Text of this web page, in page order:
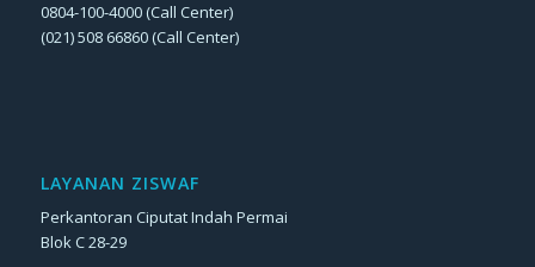
0804-100-4000 (Call Center)
(021) 508 66860 (Call Center)
LAYANAN ZISWAF
Perkantoran Ciputat Indah Permai
Blok C 28-29